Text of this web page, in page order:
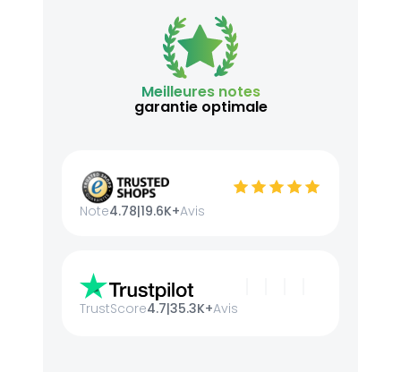
Meilleures notes
garantie optimale
Note4.78|19.6K+Avis
TrustScore4.7|35.3K+Avis